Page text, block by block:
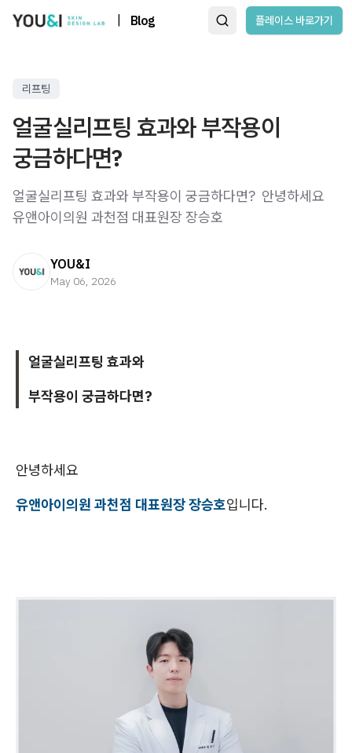
Blog 플레이스 바로가기
리프팅
얼굴실리프팅 효과와 부작용이
궁금하다면?
얼굴실리프팅 효과와 부작용이 궁금하다면? ​ 안녕하세요
유앤아이의원 과천점 대표원장 장승호
YOU&I
May 06, 2026
얼굴실리프팅 효과와
부작용이 궁금하다면?
안녕하세요
유앤아이의원 과천점 대표원장 장승호입니다.